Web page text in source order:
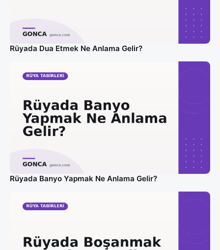
Rüyada Dua Etmek Ne Anlama Gelir?
Rüyada Banyo Yapmak Ne Anlama Gelir?